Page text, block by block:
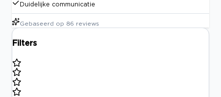
Duidelijke communicatie
Gebaseerd op 86 reviews
Filters